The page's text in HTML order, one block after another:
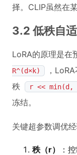
择。CLIP虽然在
3.2 低秩自
LoRA的原理是在
R^(d×k) ，
秩
r << min(d,
冻结。
关键超参数调优经
秩（r）
：